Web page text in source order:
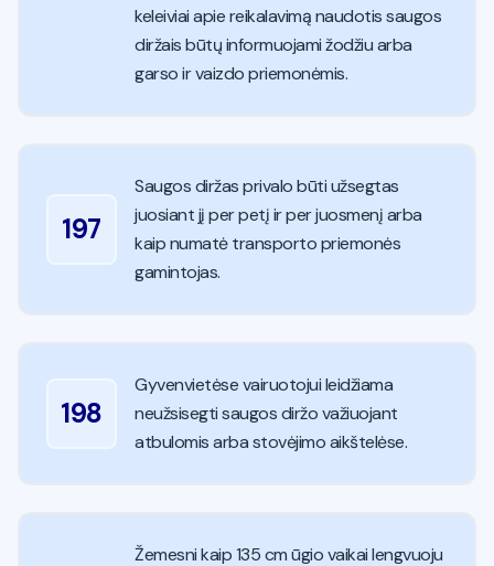
keleiviai apie reikalavimą naudotis saugos
diržais būtų informuojami žodžiu arba
garso ir vaizdo priemonėmis.
197
Saugos diržas privalo būti užsegtas
juosiant jį per petį ir per juosmenį arba
kaip numatė transporto priemonės
gamintojas.
198
Gyvenvietėse vairuotojui leidžiama
neužsisegti saugos diržo važiuojant
atbulomis arba stovėjimo aikštelėse.
Žemesni kaip 135 cm ūgio vaikai lengvuoju